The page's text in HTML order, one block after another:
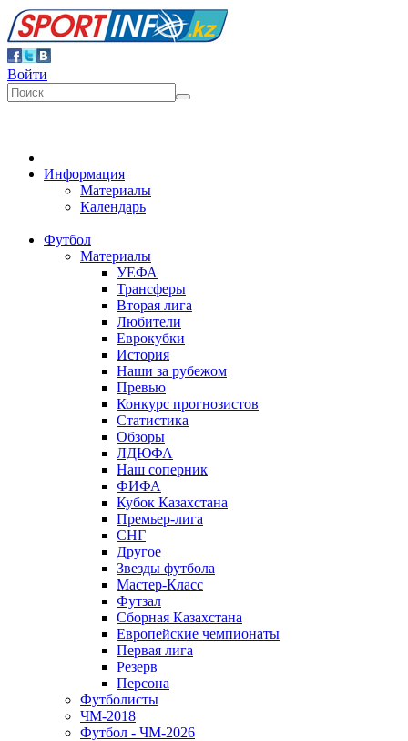
Войти
Информация
Материалы
Календарь
Футбол
Материалы
УЕФА
Трансферы
Вторая лига
Любители
Еврокубки
История
Наши за рубежом
Превью
Конкурс прогнозистов
Статистика
Обзоры
ЛДЮФА
Наш соперник
ФИФА
Кубок Казахстана
Премьер-лига
СНГ
Другое
Звезды футбола
Мастер-Класс
Футзал
Сборная Казахстана
Европейские чемпионаты
Первая лига
Резерв
Персона
Футболисты
ЧМ-2018
Футбол - ЧМ-2026